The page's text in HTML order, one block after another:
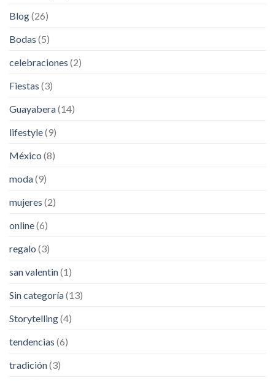
Blog(26)
Bodas (5)
celebraciones (2)
Fiestas (3)
Guayabera(14)
lifestyle(9)
México (8)
moda(9)
mujeres (2)
online(6)
regalo (3)
san valentin(1)
Sin categoría(13)
Storytelling(4)
tendencias (6)
tradición(3)